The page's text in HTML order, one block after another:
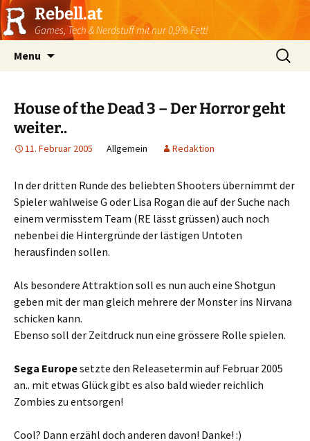
Rebell.at
Games, Tech & Nerdstuff mit nur 0,9% Fett!
Menu
Suchen
nach:
House of the Dead 3 – Der Horror geht
weiter..
11. Februar 2005 Allgemein Redaktion
In der dritten Runde des beliebten Shooters übernimmt der
Spieler wahlweise G oder Lisa Rogan die auf der Suche nach
einem vermisstem Team (RE lässt grüssen) auch noch
nebenbei die Hintergründe der lästigen Untoten
herausfinden sollen.
Als besondere Attraktion soll es nun auch eine Shotgun
geben mit der man gleich mehrere der Monster ins Nirvana
schicken kann.
Ebenso soll der Zeitdruck nun eine grössere Rolle spielen.
Sega Europesetzte den Releasetermin auf Februar 2005
an.. mit etwas Glück gibt es also bald wieder reichlich
Zombies zu entsorgen!
Cool? Dann erzähl doch anderen davon! Danke! :)